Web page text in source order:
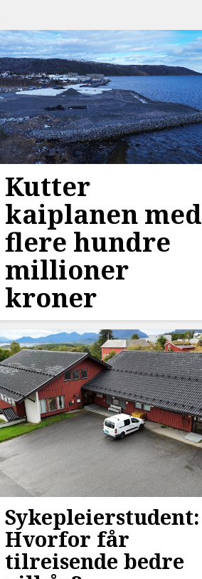
Kutter
kaiplanen med
flere hundre
millioner
kroner
Sykepleierstudent:
Hvorfor får
tilreisende bedre